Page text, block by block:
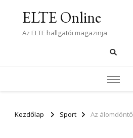
ELTE Online
Az ELTE hallgatói magazinja
Kezdőlap Sport Az álomdöntő